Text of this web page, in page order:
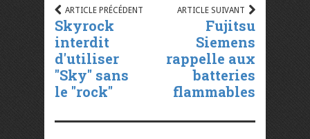
ARTICLE PRÉCÉDENT
Skyrock
interdit
d'utiliser
"Sky" sans
le "rock"
ARTICLE SUIVANT
Fujitsu
Siemens
rappelle aux
batteries
flammables